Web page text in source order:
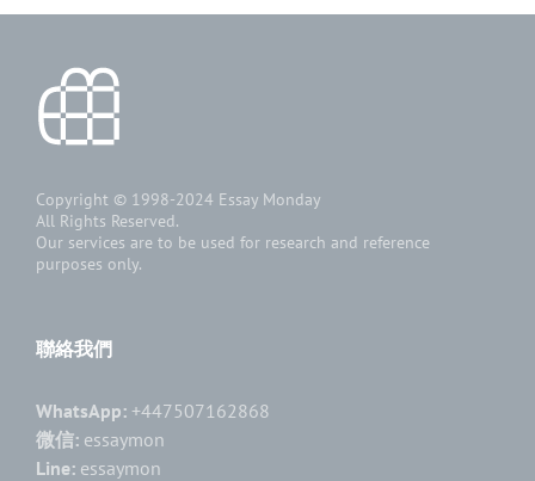
Copyright © 1998-2024 Essay Monday
All Rights Reserved.
Our services are to be used for research and reference
purposes only.
聯絡我們
WhatsApp: +447507162868
微信: essaymon
Line: essaymon